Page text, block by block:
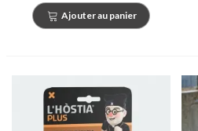
Ajouter au panier